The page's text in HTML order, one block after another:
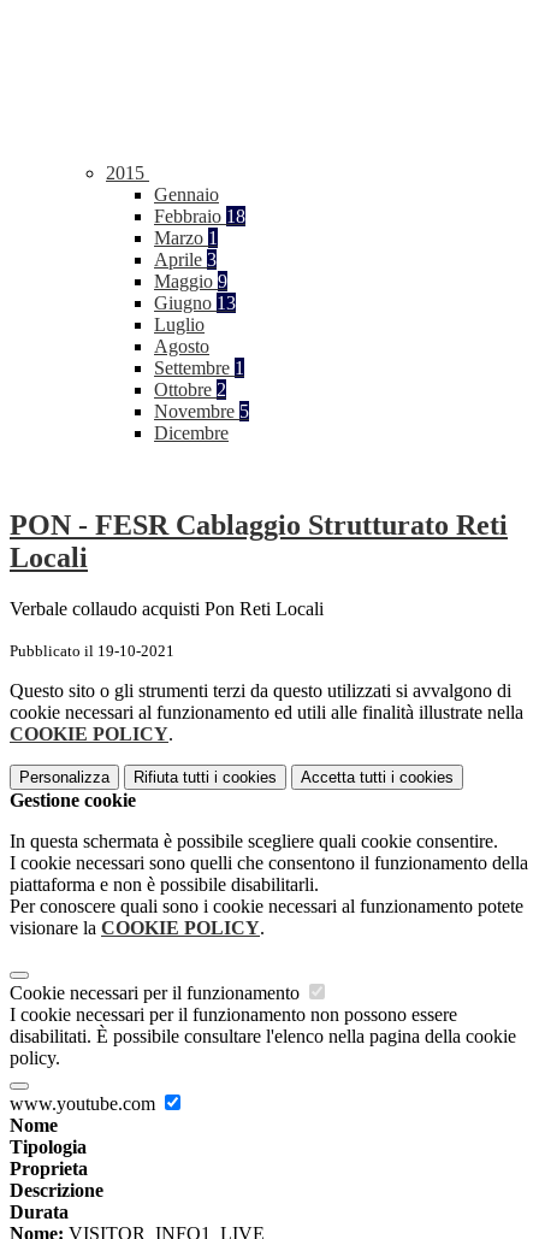
2015
Gennaio
Febbraio 18
Marzo 1
Aprile 3
Maggio 9
Giugno 13
Luglio
Agosto
Settembre 1
Ottobre 2
Novembre 5
Dicembre
PON - FESR Cablaggio Strutturato Reti
Locali
Verbale collaudo acquisti Pon Reti Locali
Pubblicato il 19-10-2021
Questo sito o gli strumenti terzi da questo utilizzati si avvalgono di
cookie necessari al funzionamento ed utili alle finalità illustrate nella
COOKIE POLICY.
Personalizza Rifiuta tutti i cookies Accetta tutti i cookies
Gestione cookie
In questa schermata è possibile scegliere quali cookie consentire.
I cookie necessari sono quelli che consentono il funzionamento della
piattaforma e non è possibile disabilitarli.
Per conoscere quali sono i cookie necessari al funzionamento potete
visionare la COOKIE POLICY.
Cookie necessari per il funzionamento
I cookie necessari per il funzionamento non possono essere
disabilitati. È possibile consultare l'elenco nella pagina della cookie
policy.
www.youtube.com
Nome
Tipologia
Proprieta
Descrizione
Durata
Nome: VISITOR_INFO1_LIVE